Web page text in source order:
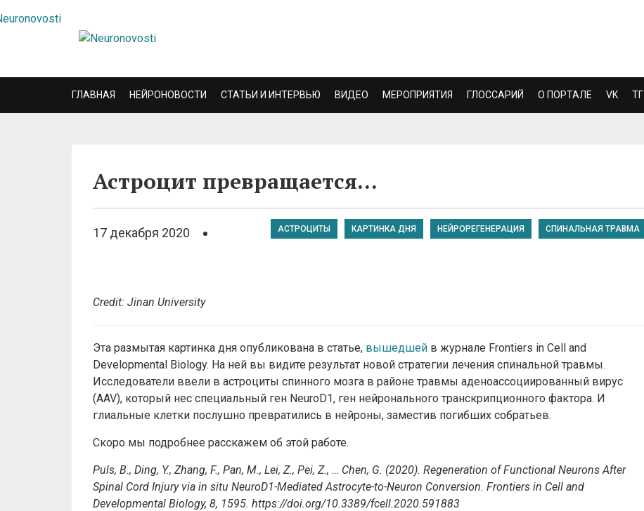
ГЛАВНАЯ НЕЙРОНОВОСТИ СТАТЬИ И ИНТЕРВЬЮ ВИДЕО МЕРОПРИЯТИЯ ГЛОССАРИЙ О ПОРТАЛЕ VK ТГ
Астроцит превращается…
17 декабря 2020 АСТРОЦИТЫ КАРТИНКА ДНЯ НЕЙРОРЕГЕНЕРАЦИЯ СПИНАЛЬНАЯ ТРАВМА
Credit: Jinan University
Эта размытая картинка дня опубликована в статье, вышедшей в журнале Frontiers in Cell and
Developmental Biology. На ней вы видите результат новой стратегии лечения спинальной травмы.
Исследователи ввели в астроциты спинного мозга в районе травмы аденоассоциированный вирус
(AAV), который нес специальный ген NeuroD1, ген нейронального транскрипционного фактора. И
глиальные клетки послушно превратились в нейроны, заместив погибших собратьев.
Скоро мы подробнее расскажем об этой работе.
Puls, B., Ding, Y., Zhang, F., Pan, M., Lei, Z., Pei, Z., … Chen, G. (2020). Regeneration of Functional Neurons After
Spinal Cord Injury via in situ NeuroD1-Mediated Astrocyte-to-Neuron Conversion. Frontiers in Cell and
Developmental Biology, 8, 1595. https://doi.org/10.3389/fcell.2020.591883